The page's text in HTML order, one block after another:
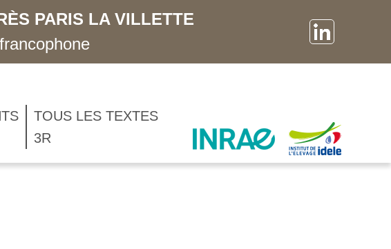
PARIS LA VILLETTE
TOUS LES TEXTES
3R